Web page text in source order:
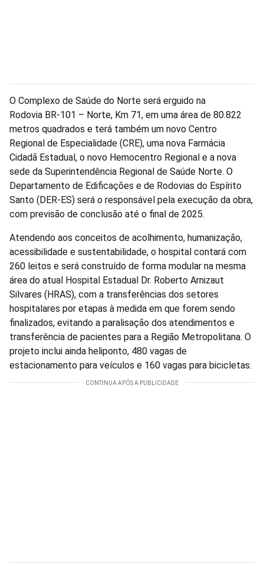
O Complexo de Saúde do Norte será erguido na
Rodovia BR-101 – Norte, Km 71, em uma área de 80.822
metros quadrados e terá também um novo Centro
Regional de Especialidade (CRE), uma nova Farmácia
Cidadã Estadual, o novo Hemocentro Regional e a nova
sede da Superintendência Regional de Saúde Norte. O
Departamento de Edificações e de Rodovias do Espírito
Santo (DER-ES) será o responsável pela execução da obra,
com previsão de conclusão até o final de 2025.
Atendendo aos conceitos de acolhimento, humanização,
acessibilidade e sustentabilidade, o hospital contará com
260 leitos e será construído de forma modular na mesma
área do atual Hospital Estadual Dr. Roberto Arnizaut
Silvares (HRAS), com a transferências dos setores
hospitalares por etapas à medida em que forem sendo
finalizados, evitando a paralisação dos atendimentos e
transferência de pacientes para a Região Metropolitana. O
projeto inclui ainda heliponto, 480 vagas de
estacionamento para veículos e 160 vagas para bicicletas.